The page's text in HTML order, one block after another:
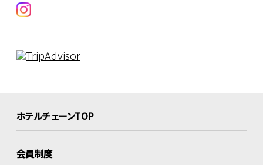
ホテルチェーンTOP
会員制度